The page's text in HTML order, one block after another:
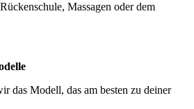
Massagen oder dem
das Modell, das am besten zu deiner